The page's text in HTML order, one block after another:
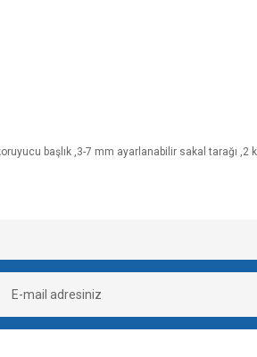
başlık ,3-7 mm ayarlanabilir sakal tarağı ,2